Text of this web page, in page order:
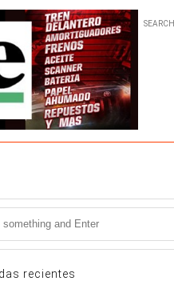
SEARCH
recientes